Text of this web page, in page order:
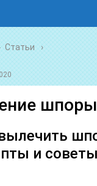
Статьи
и советы